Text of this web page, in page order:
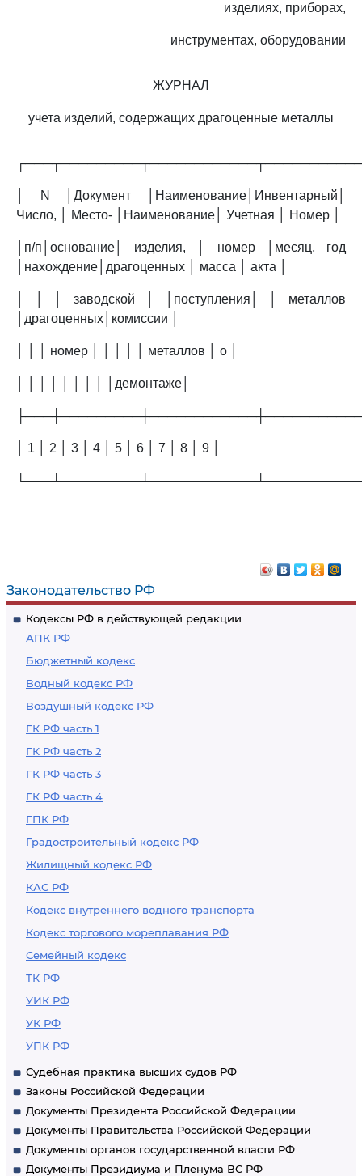
Законодательство РФ
Кодексы РФ в действующей редакции
АПК РФ
Бюджетный кодекс
Водный кодекс РФ
Воздушный кодекс РФ
ГК РФ часть 1
ГК РФ часть 2
ГК РФ часть 3
ГК РФ часть 4
ГПК РФ
Градостроительный кодекс РФ
Жилищный кодекс РФ
КАС РФ
Кодекс внутреннего водного транспорта
Кодекс торгового мореплавания РФ
Семейный кодекс
ТК РФ
УИК РФ
УК РФ
УПК РФ
Судебная практика высших судов РФ
Законы Российской Федерации
Документы Президента Российской Федерации
Документы Правительства Российской Федерации
Документы органов государственной власти РФ
Документы Президиума и Пленума ВС РФ
изделиях, приборах,
инструментах, оборудовании
ЖУРНАЛ
учета изделий, содержащих драгоценные металлы
│ N │Документ │Наименование│Инвентарный│
Число, │ Место- │Наименование│ Учетная │ Номер │
│п/п│основание│ изделия, │ номер │месяц, год
│нахождение│драгоценных │ масса │ акта │
│ │ │ заводской │ │поступления│ │ металлов
│драгоценных│комиссии │
│ │ │ номер │ │ │ │ │ металлов │ о │
│ │ │ │ │ │ │ │ │демонтаже│
│ 1 │ 2 │ 3 │ 4 │ 5 │ 6 │ 7 │ 8 │ 9 │